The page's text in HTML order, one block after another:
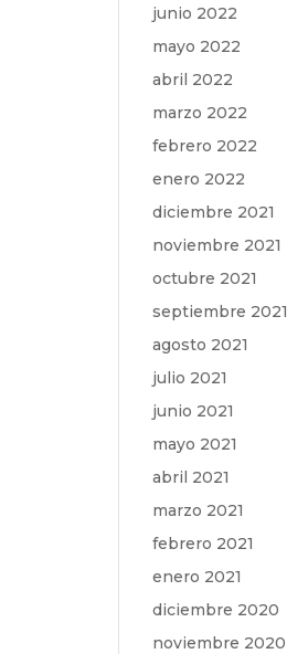
junio 2022
mayo 2022
abril 2022
marzo 2022
febrero 2022
enero 2022
diciembre 2021
noviembre 2021
octubre 2021
septiembre 2021
agosto 2021
julio 2021
junio 2021
mayo 2021
abril 2021
marzo 2021
febrero 2021
enero 2021
diciembre 2020
noviembre 2020